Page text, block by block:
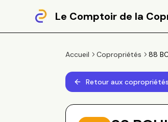
Le Comptoir de la
Accueil Copropriétés 88
Retour aux copropriétés